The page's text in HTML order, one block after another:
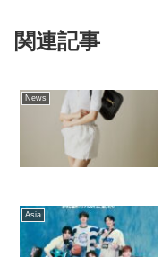
関連記事
News
Asia